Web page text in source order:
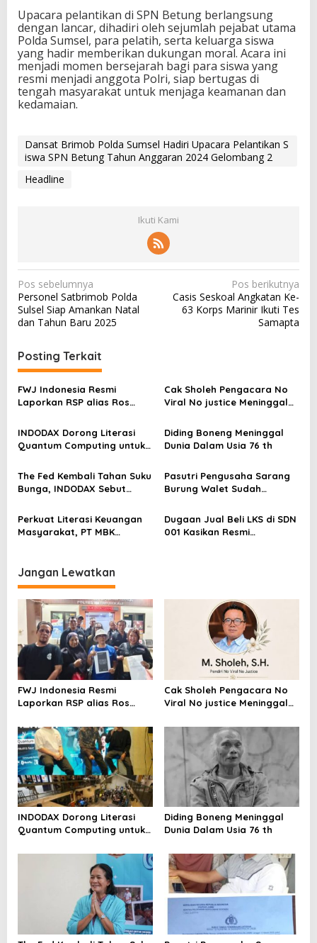
Upacara pelantikan di SPN Betung berlangsung
dengan lancar, dihadiri oleh sejumlah pejabat utama
Polda Sumsel, para pelatih, serta keluarga siswa
yang hadir memberikan dukungan moral. Acara ini
menjadi momen bersejarah bagi para siswa yang
resmi menjadi anggota Polri, siap bertugas di
tengah masyarakat untuk menjaga keamanan dan
kedamaian.
Dansat Brimob Polda Sumsel Hadiri Upacara Pelantikan S
iswa SPN Betung Tahun Anggaran 2024 Gelombang 2
Headline
Ikuti Kami
N
a
v
g
a
s
p
s
Pos sebelumnya
Personel Satbrimob Polda
Sulsel Siap Amankan Natal
dan Tahun Baru 2025
Pos berikutnya
Casis Seskoal Angkatan Ke-
63 Korps Marinir Ikuti Tes
Samapta
Posting Terkait
FWJ Indonesia Resmi
Laporkan RSP alias Ros
Cak Sholeh Pengacara No
Viral No justice Meninggal
INDODAX Dorong Literasi
Quantum Computing untuk
Blockchain
Diding Boneng Meninggal
Dunia Dalam Usia 76 th
The Fed Kembali Tahan Suku
Bunga, INDODAX Sebut
Sentimen Pasar
Pasutri Pengusaha Sarang
Burung Walet Sudah
Pelapor Desak Polda Jambi
Segera Lakukan Penahanan
Perkuat Literasi Keuangan
Masyarakat, PT MBK
Dugaan Jual Beli LKS di SDN
001 Kasikan Resmi
Jangan Lewatkan
FWJ Indonesia Resmi
Laporkan RSP alias Ros
Cak Sholeh Pengacara No
Viral No justice Meninggal
INDODAX Dorong Literasi
Quantum Computing untuk
Blockchain
Diding Boneng Meninggal
Dunia Dalam Usia 76 th